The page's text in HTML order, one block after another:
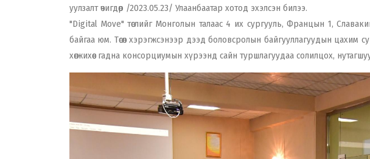
уулзалт өчигдөр /2023.05.23/ Улаанбаатар хотод эхэлсэн билээ.
"Digital Move" төслийг Монголын талаас 4 их сургууль, Францын 1,
байгаа юм. Төсөл хэрэгжсэнээр дээд боловсролын байгууллагуудын цахим
хөгжихөөс гадна консорциумын хүрээнд сайн туршлагуудаа солилцох,